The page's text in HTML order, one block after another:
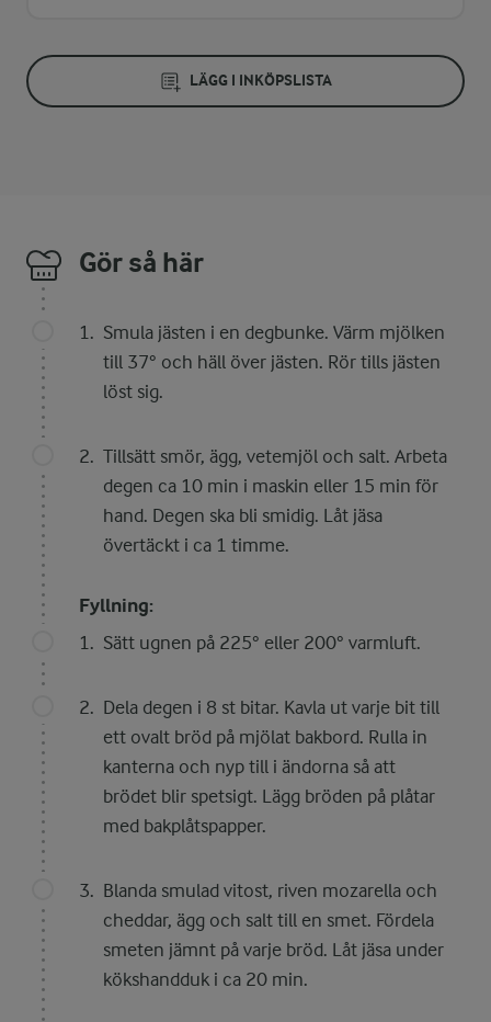
LÄGG I INKÖPSLISTA
Gör så här
Smula jästen i en degbunke. Värm mjölken
till 37° och häll över jästen. Rör tills jästen
löst sig.
Tillsätt smör, ägg, vetemjöl och salt. Arbeta
degen ca 10 min i maskin eller 15 min för
hand. Degen ska bli smidig. Låt jäsa
övertäckt i ca 1 timme.
Fyllning:
Sätt ugnen på 225° eller 200° varmluft.
Dela degen i 8 st bitar. Kavla ut varje bit till
ett ovalt bröd på mjölat bakbord. Rulla in
kanterna och nyp till i ändorna så att
brödet blir spetsigt. Lägg bröden på plåtar
med bakplåtspapper.
Blanda smulad vitost, riven mozarella och
cheddar, ägg och salt till en smet. Fördela
smeten jämnt på varje bröd. Låt jäsa under
kökshandduk i ca 20 min.